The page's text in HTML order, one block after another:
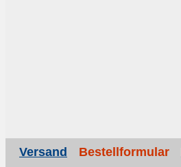
Versand Bestellformular